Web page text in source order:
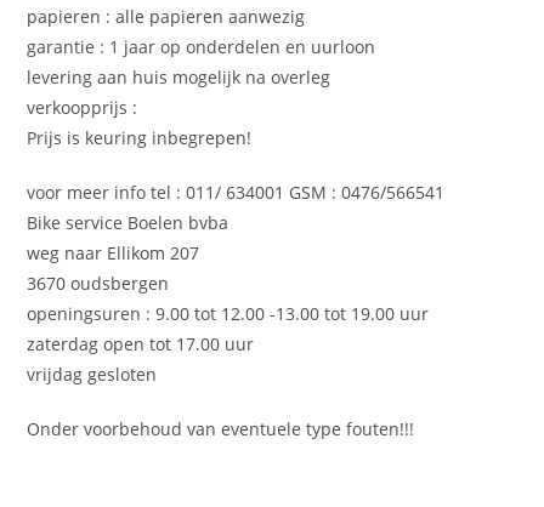
papieren : alle papieren aanwezig
garantie : 1 jaar op onderdelen en uurloon
levering aan huis mogelijk na overleg
verkoopprijs :
Prijs is keuring inbegrepen!
voor meer info tel : 011/ 634001 GSM : 0476/566541
Bike service Boelen bvba
weg naar Ellikom 207
3670 oudsbergen
openingsuren : 9.00 tot 12.00 -13.00 tot 19.00 uur
zaterdag open tot 17.00 uur
vrijdag gesloten
Onder voorbehoud van eventuele type fouten!!!